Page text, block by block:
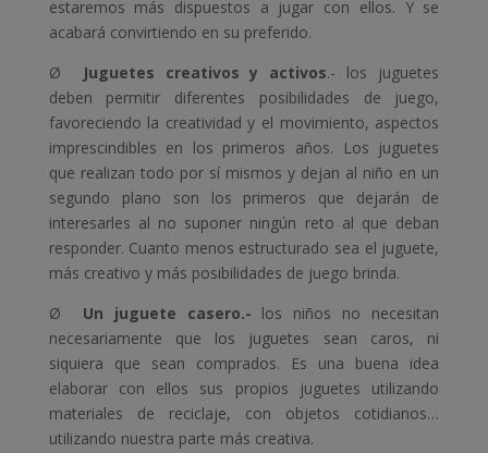
estaremos más dispuestos a jugar con ellos. Y se
acabará convirtiendo en su preferido.
Ø Juguetes creativos y activos.- los juguetes
deben permitir diferentes posibilidades de juego,
favoreciendo la creatividad y el movimiento, aspectos
imprescindibles en los primeros años. Los juguetes
que realizan todo por sí mismos y dejan al niño en un
segundo plano son los primeros que dejarán de
interesarles al no suponer ningún reto al que deban
responder. Cuanto menos estructurado sea el juguete,
más creativo y más posibilidades de juego brinda.
Ø Un juguete casero.- los niños no necesitan
necesariamente que los juguetes sean caros, ni
siquiera que sean comprados. Es una buena idea
elaborar con ellos sus propios juguetes utilizando
materiales de reciclaje, con objetos cotidianos…
utilizando nuestra parte más creativa.